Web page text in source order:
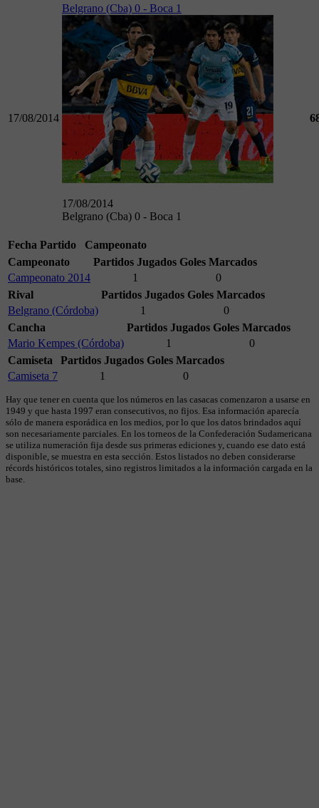
17/08/2014
Belgrano (Cba) 0 - Boca 1
17/08/2014
Belgrano (Cba) 0 - Boca 1
Fecha Partido
Campeonato
Campeonato
Partidos Jugados Goles Marcados
Campeonato 2014
1
0
Rival
Partidos Jugados Goles Marcados
Belgrano (Córdoba)
1
0
Cancha
Partidos Jugados Goles Marcados
Mario Kempes (Córdoba)
1
0
Camiseta
Partidos Jugados Goles Marcados
Camiseta 7
1 0
Hay que tener en cuenta que los números en las casacas comenzaron a usarse en
1949 y que hasta 1997 eran consecutivos, no fijos. Esa información aparecía
sólo de manera esporádica en los medios, por lo que los datos brindados aquí
son necesariamente parciales. En los torneos de la Confederación Sudamericana
se utiliza numeración fija desde sus primeras ediciones y, cuando ese dato está
disponible, se muestra en esta sección. Estos listados no deben considerarse
récords históricos totales, sino registros limitados a la información cargada en la
base.